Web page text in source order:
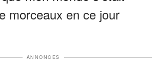
morceaux en ce jour
ANNONCES